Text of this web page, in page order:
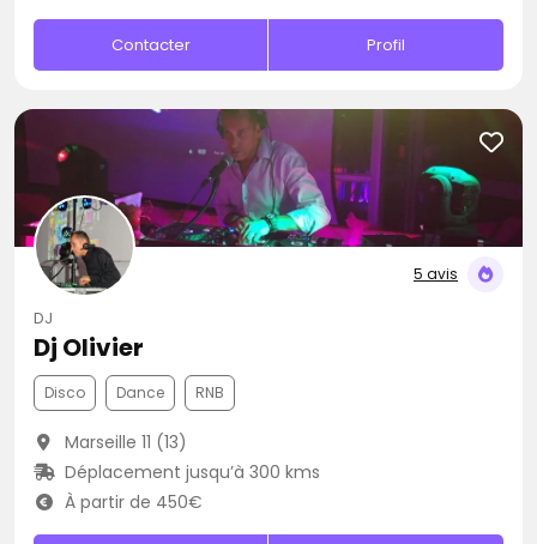
Contacter Profil
5 avis
DJ
Dj Olivier
Disco Dance RNB
Marseille 11 (13)
Déplacement jusqu’à 300 kms
À partir de 450€